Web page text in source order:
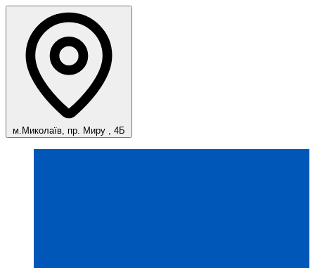
м.Миколаїв, пр. Миру , 4Б